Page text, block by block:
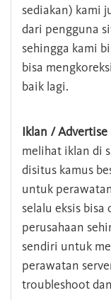
sediakan) kami
dari pengguna
sehingga kami
bisa
baik lagi.
Iklan / Advertise
melihat iklan di
disitus kamus
untuk
selalu eksis
perusahaan
sendiri untuk
perawatan
troubleshoot